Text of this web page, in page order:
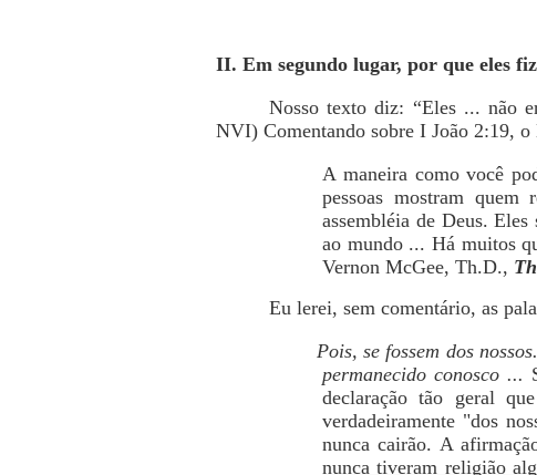
II. Em segundo lugar, por que eles
Nosso texto diz: “Eles ... não
NVI) Comentando sobre I João 2:19,
A maneira como você
pessoas mostram
assembléia de Deus.
ao mundo ... Há muitos
Vernon McGee, Th.D.,
Eu lerei, sem comentário, as
Pois, se fossem dos nossos.
permanecido conosco ...
declaração tão geral
verdadeiramente "dos
nunca cairão. A
nunca tiveram religião